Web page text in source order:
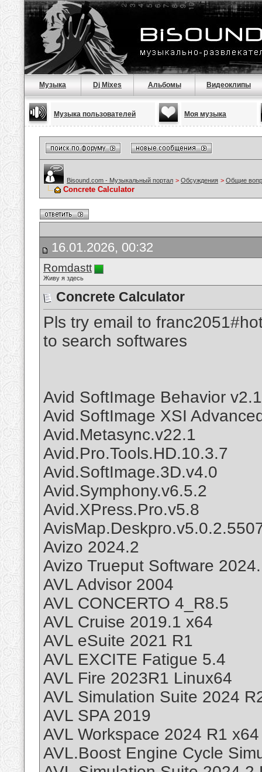
Музыка Dj Mixes Альбомы Видеоклипы
Музыка пользователей Моя музыка
Bisound.com - Музыкальный портал > Обсуждения > Общие
Concrete Calculator
16.01.2026, 00:32
Romdastt
Живу я здесь
Concrete Calculator
Pls try email to
to search softwares
Avid SoftImage Behavior
Avid SoftImage XSI
Avid.Metasync.v22.1
Avid.Pro.Tools.HD.10.3.7
Avid.SoftImage.3D.v4.0
Avid.Symphony.v6.5.2
Avid.XPress.Pro.v5.8
Avizo 2024.2
Avizo Trueput Software
AVL Advisor 2004
AVL CONCERTO 4_R8.5
AVL Cruise 2019.1 x64
AVL eSuite 2021 R1
AVL EXCITE Fatigue 5.4
AVL Fire 2023R1 Linux64
AVL Simulation Suite 2024
AVL SPA 2019
AVL Workspace 2024 R1 x64
AVL.Boost Engine Cycle